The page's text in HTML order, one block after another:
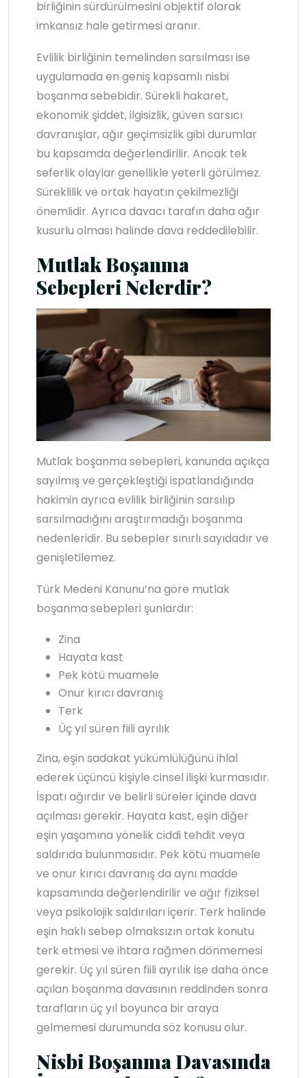
birliğinin sürdürülmesini objektif olarak
imkansız hale getirmesi aranır.
Evlilik birliğinin temelinden sarsılması ise
uygulamada en geniş kapsamlı nisbi
boşanma sebebidir. Sürekli hakaret,
ekonomik şiddet, ilgisizlik, güven sarsıcı
davranışlar, ağır geçimsizlik gibi durumlar
bu kapsamda değerlendirilir. Ancak tek
seferlik olaylar genellikle yeterli görülmez.
Süreklilik ve ortak hayatın çekilmezliği
önemlidir. Ayrıca davacı tarafın daha ağır
kusurlu olması halinde dava reddedilebilir.
Mutlak Boşanma
Sebepleri Nelerdir?
Mutlak boşanma sebepleri, kanunda açıkça
sayılmış ve gerçekleştiği ispatlandığında
hakimin ayrıca evlilik birliğinin sarsılıp
sarsılmadığını araştırmadığı boşanma
nedenleridir. Bu sebepler sınırlı sayıdadır ve
genişletilemez.
Türk Medeni Kanunu’na göre mutlak
boşanma sebepleri şunlardır:
Zina
Hayata kast
Pek kötü muamele
Onur kırıcı davranış
Terk
Üç yıl süren fiili ayrılık
Zina, eşin sadakat yükümlülüğünü ihlal
ederek üçüncü kişiyle cinsel ilişki kurmasıdır.
İspatı ağırdır ve belirli süreler içinde dava
açılması gerekir. Hayata kast, eşin diğer
eşin yaşamına yönelik ciddi tehdit veya
saldırıda bulunmasıdır. Pek kötü muamele
ve onur kırıcı davranış da aynı madde
kapsamında değerlendirilir ve ağır fiziksel
veya psikolojik saldırıları içerir. Terk halinde
eşin haklı sebep olmaksızın ortak konutu
terk etmesi ve ihtara rağmen dönmemesi
gerekir. Üç yıl süren fiili ayrılık ise daha önce
açılan boşanma davasının reddinden sonra
tarafların üç yıl boyunca bir araya
gelmemesi durumunda söz konusu olur.
Nisbi Boşanma Davasında